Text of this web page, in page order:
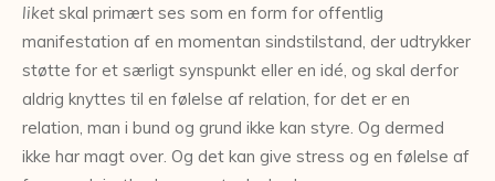
liketskal primært ses som en form for offentlig
manifestation af en momentan sindstilstand, der udtrykker
støtte for et særligt synspunkt eller en idé, og skal derfor
aldrig knyttes til en følelse af relation, for det er en
relation, man i bund og grund ikke kan styre. Og dermed
ikke har magt over. Og det kan give stress og en følelse af